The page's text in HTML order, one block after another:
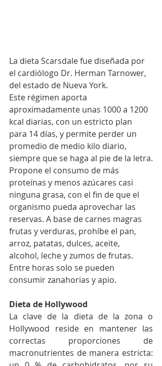
La dieta Scarsdale fue diseñada por
el cardiólogo Dr. Herman Tarnower,
del estado de Nueva York.
Este régimen aporta
aproximadamente unas 1000 a 1200
kcal diarias, con un estricto plan
para 14 días, y permite perder un
promedio de medio kilo diario,
siempre que se haga al pie de la letra.
Propone el consumo de más
proteínas y menos azúcares casi
ninguna grasa, con el fin de que el
organismo pueda aprovechar las
reservas. A base de carnes magras
frutas y verduras, prohíbe el pan,
arroz, patatas, dulces, aceite,
alcohol, leche y zumos de frutas.
Entre horas solo se pueden
consumir zanahorias y apio.
Dieta de Hollywood
La clave de la dieta de la zona o
Hollywood reside en mantener las
correctas proporciones de
macronutrientes de manera estricta: